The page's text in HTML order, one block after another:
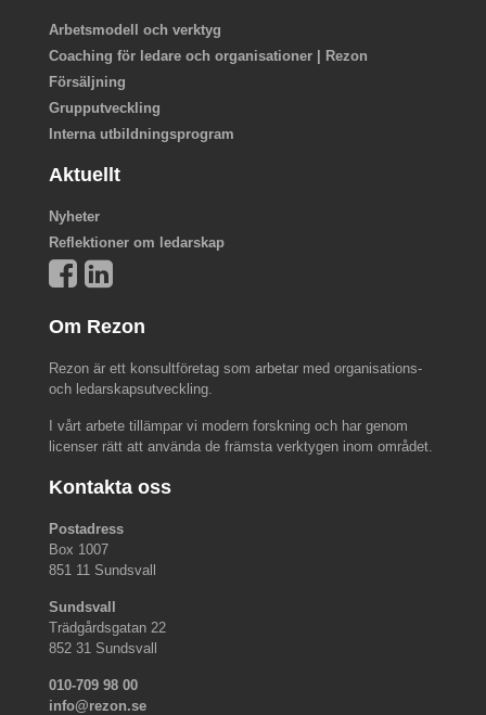
Arbetsmodell och verktyg
Coaching för ledare och organisationer | Rezon
Försäljning
Grupputveckling
Interna utbildningsprogram
Aktuellt
Nyheter
Reflektioner om ledarskap
Om Rezon
Rezon är ett konsultföretag som arbetar med organisations-
och ledarskapsutveckling.
I vårt arbete tillämpar vi modern forskning och har genom
licenser rätt att använda de främsta verktygen inom området.
Kontakta oss
Postadress
Box 1007
851 11 Sundsvall
Sundsvall
Trädgårdsgatan 22
852 31 Sundsvall
010-709 98 00
info@rezon.se